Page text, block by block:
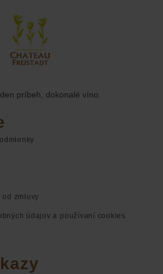
príbeh, dokonalé víno.
od zmluvy
údajov a používaní cookies